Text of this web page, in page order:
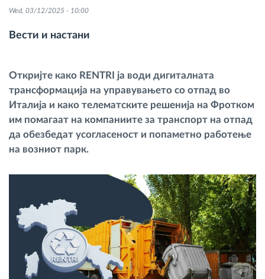
датотеки
Контрола на пристап
Управување со горивото
Планирање и следење на рутите
Откријте ги сите можности
Како ја решаваме
Wed, 03/12/2025 - 10:00
Вести и настани
Откријте како RENTRI ја води дигиталната
трансформација на управувањето со отпад во
Италија и како телематските решенија на Фротком
им помагаат на компаниите за транспорт на отпад
да обезбедат усогласеност и попаметно работење
на возниот парк.